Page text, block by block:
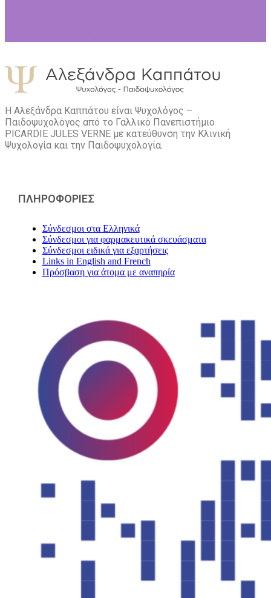
Η Αλεξάνδρα Καππάτου είναι Ψυχολόγος –
Παιδοψυχολόγος από το Γαλλικό Πανεπιστήμιο
PICARDIE JULES VERNE με κατεύθυνση την Kλινική
Ψυχολογία και την Παιδοψυχολογία.
ΠΛΗΡΟΦΟΡΙΕΣ
Σύνδεσμοι στα Ελληνικά
Σύνδεσμοι για φαρμακευτικά σκευάσματα
Σύνδεσμοι ειδικά για εξαρτήσεις
Links in English and French
Πρόσβαση για άτομα με αναπηρία